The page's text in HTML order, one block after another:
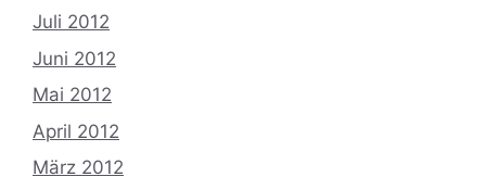
Juli 2012
Juni 2012
Mai 2012
April 2012
März 2012